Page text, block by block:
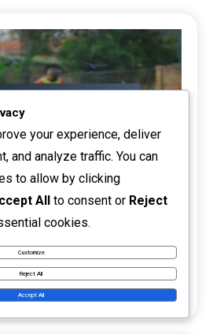
de la FIFA 2024: Roles
Tácticas,
01/04/2026 Marco Valente
your experience, deliver
and analyze traffic. You can
to allow by clicking
All to consent or Reject
cookies.
Customize
Reject All
Accept All